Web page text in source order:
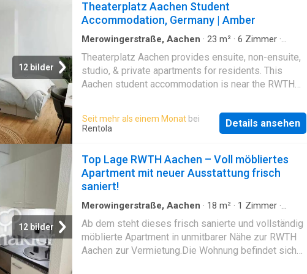
12 bilder
Theaterplatz Aachen Student
Accommodation, Germany | Amber
Merowingerstraße, Aachen · 23 m² · 6 Zimmer ·
Theaterplatz Aachen provides ensuite, non-ensuite,
studio, & private apartments for residents. This
Aachen student accommodation is near the RWTH
Seit mehr als einem Monat bei
Rentola
Details ansehen
12 bilder
Top Lage RWTH Aachen – Voll möbliertes
Apartment mit neuer Ausstattung frisch
saniert!
Merowingerstraße, Aachen · 18 m² · 1 Zimmer ·
Aufzug
Ab dem steht dieses frisch sanierte und vollständig
möblierte Apartment in unmitbarer Nähe zur RWTH
Aachen zur Vermietung.Die Wohnung befindet sich